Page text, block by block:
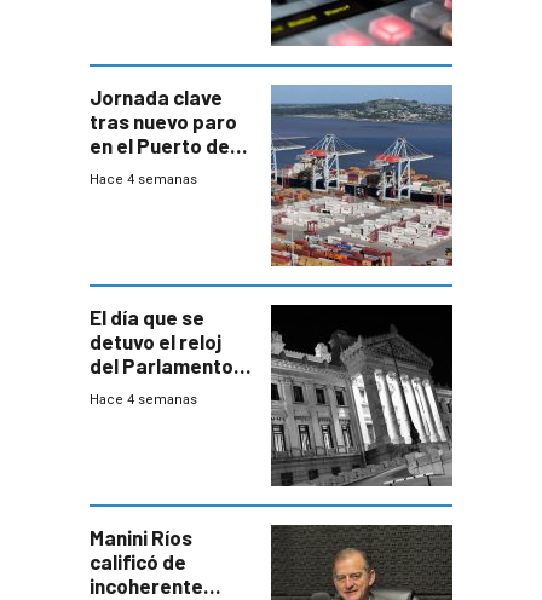
Jornada clave
tras nuevo paro
en el Puerto de
Montevideo
Hace 4 semanas
El día que se
detuvo el reloj
del Parlamento
para negociar
Hace 4 semanas
Manini Ríos
calificó de
incoherente